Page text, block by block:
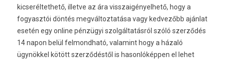
kicseréltethető, illetve az ára visszaigényelhető, hogy a
fogyasztói döntés megváltoztatása vagy kedvezőbb ajánlat
esetén egy online pénzügyi szolgáltatásról szóló szerződés
14 napon belül felmondható, valamint hogy a házaló
ügynökkel kötött szerződéstől is hasonlóképpen el lehet